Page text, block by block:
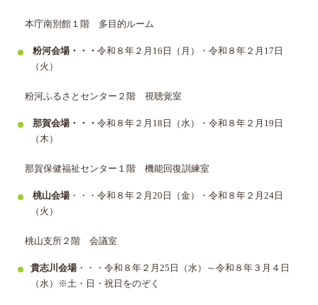
本庁南別館１階 多目的ルーム
粉河会場・・・令和８年２月16日（月）・令和８年２月17日
（火）
粉河ふるさとセンター２階 視聴覚室
那賀会場・・・令和８年２月18日（水）・令和８年２月19日
（木）
那賀保健福祉センター１階 機能回復訓練室
桃山会場・・・令和８年２月20日（金）・令和８年２月24日
（火）
桃山支所２階 会議室
貴志川会場・・・令和８年２月25日（水）～令和８年３月４日
（水）※土・日・祝日をのぞく